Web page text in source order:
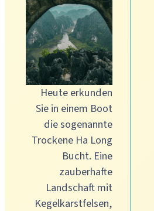
Heute erkunden
Sie in einem Boot
die sogenannte
Trockene Ha Long
Bucht. Eine
zauberhafte
Landschaft mit
Kegelkarstfelsen,